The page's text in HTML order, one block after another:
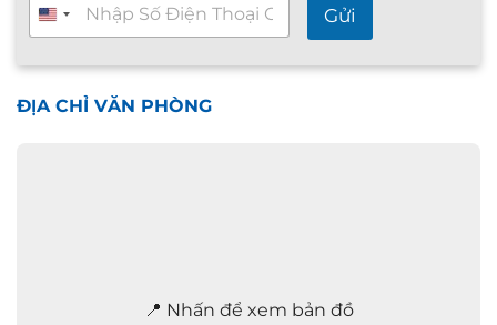
ư
v
n
Gửi
ĐỊA CHỈ VĂN PHÒNG
📍 Nhấn để xem bản đồ